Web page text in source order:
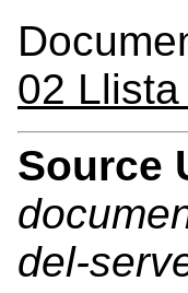
02
Source
del-